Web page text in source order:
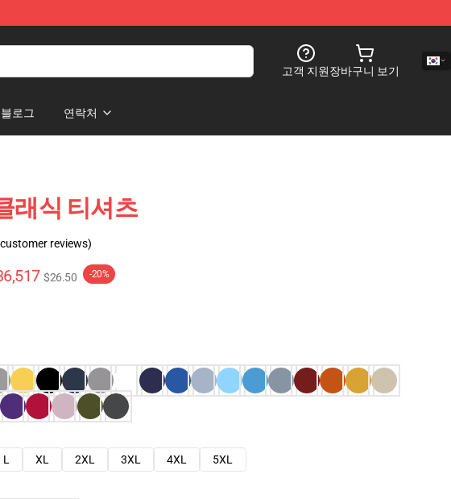
고객 지원장바구니 보기
블로그 연락처
래식 티셔츠
reviews)
$26.50 -20%
L XL 2XL 3XL 4XL
5XL